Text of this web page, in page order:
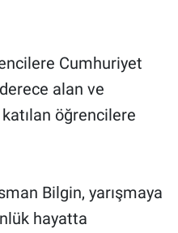
Cumhuriyet
alan ve
öğrencilere
Bilgin, yarışmaya
hayatta